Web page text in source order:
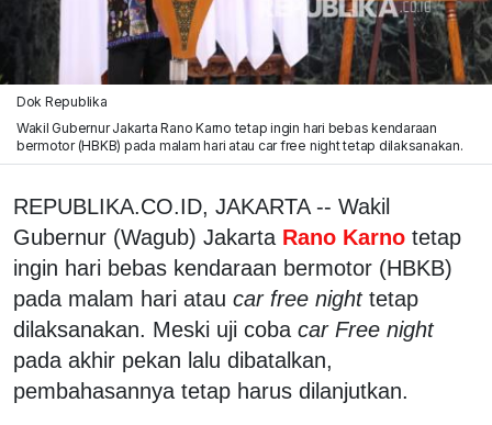
Dok Republika
Wakil Gubernur Jakarta Rano Karno tetap ingin hari bebas kendaraan
bermotor (HBKB) pada malam hari atau car free night tetap dilaksanakan.
REPUBLIKA.CO.ID, JAKARTA -- Wakil
Gubernur (Wagub) Jakarta Rano Karno tetap
ingin hari bebas kendaraan bermotor (HBKB)
pada malam hari atau car free nighttetap
dilaksanakan. Meski uji coba car Free night
pada akhir pekan lalu dibatalkan,
pembahasannya tetap harus dilanjutkan.